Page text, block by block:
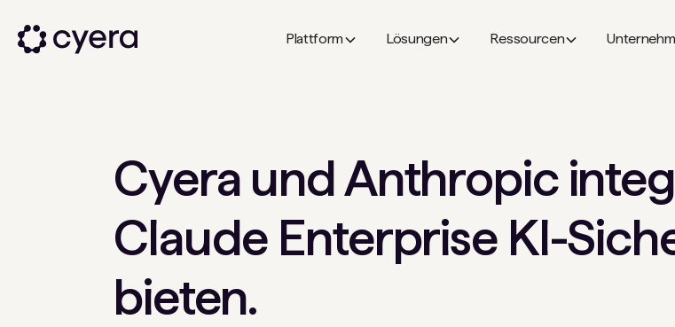
Plattform Lösungen Ressourcen
Cyera und Anthropic
Claude Enterprise KI-
bieten.